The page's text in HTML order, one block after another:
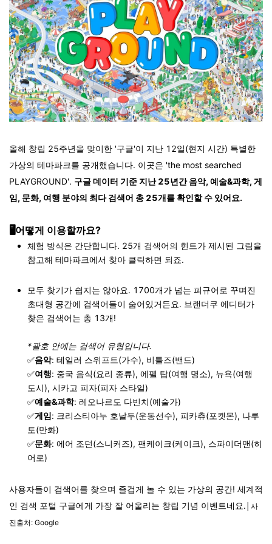
올해 창립 25주년을 맞이한 '구글'이 지난 12일(현지 시간) 특별한
가상의 테마파크를 공개했습니다. 이곳은 'the most searched
PLAYGROUND'. 구글 데이터 기준 지난 25년간 음악, 예술&과학, 게
임, 문화, 여행 분야의 최다 검색어 총 25개를 확인할 수 있어요.
🖥️어떻게 이용할까요?
체험 방식은 간단합니다. 25개 검색어의 힌트가 제시된 그림을
참고해 테마파크에서 찾아 클릭하면 되죠.
모두 찾기가 쉽지는 않아요. 1700개가 넘는 피규어로 꾸며진
초대형 공간에 검색어들이 숨어있거든요. 브랜더쿠 에디터가
찾은 검색어는 총 13개!
*괄호 안에는 검색어 유형입니다.
✅음악: 테일러 스위프트(가수), 비틀즈(밴드)
✅여행: 중국 음식(요리 종류), 에펠 탑(여행 명소), 뉴욕(여행
도시), 시카고 피자(피자 스타일)
✅예술&과학: 레오나르도 다빈치(예술가)
✅게임: 크리스티아누 호날두(운동선수), 피카츄(포켓몬), 나루
토(만화)
✅문화: 에어 조던(스니커즈), 팬케이크(케이크), 스파이더맨(히
어로)
사용자들이 검색어를 찾으며 즐겁게 놀 수 있는 가상의 공간! 세계적
인 검색 포털 구글에게 가장 잘 어울리는 창립 기념 이벤트네요. │사
진출처: Google